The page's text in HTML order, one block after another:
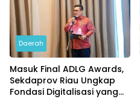
Daerah
Masuk Final ADLG Awards,
Sekdaprov Riau Ungkap
Fondasi Digitalisasi yang